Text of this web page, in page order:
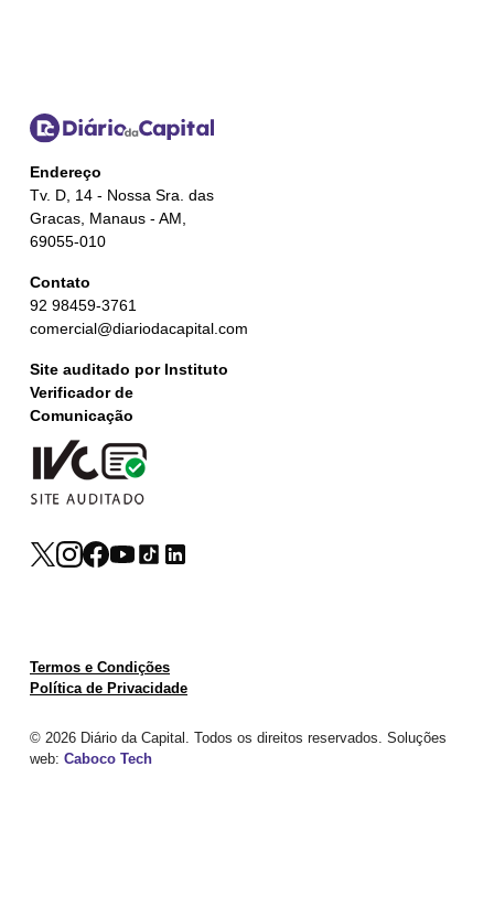
Endereço
Tv. D, 14 - Nossa Sra. das
Gracas, Manaus - AM,
69055-010
Contato
92 98459-3761
comercial@diariodacapital.com
Site auditado por Instituto
Verificador de
Comunicação
© 2026 Diário da Capital. Todos os direitos reservados. Soluções
web: Caboco Tech
Termos e Condições
Política de Privacidade